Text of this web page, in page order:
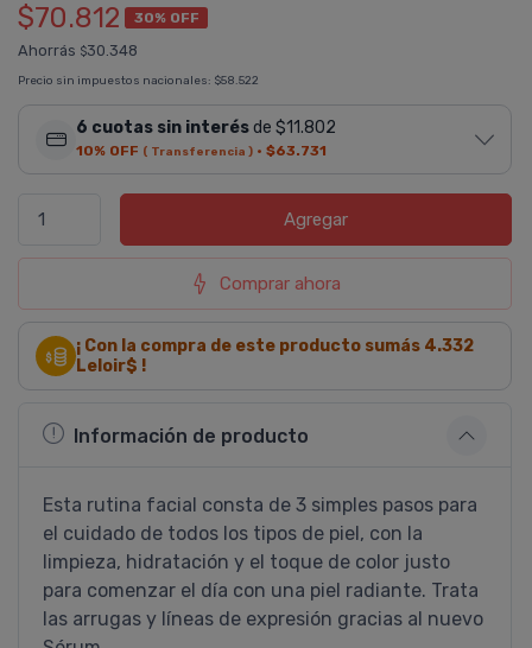
$70.812 30% OFF
Ahorrás $30.348
Precio sin impuestos nacionales: $58.522
6 cuotas sin interésde $11.802
10% OFF ( Transferencia ) · $63.731
Agregar
Comprar ahora
¡ Con la compra de este producto sumás 4.332
Leloir$ !
Información de producto
Esta rutina facial consta de 3 simples pasos para
el cuidado de todos los tipos de piel, con la
limpieza, hidratación y el toque de color justo
para comenzar el día con una piel radiante. Trata
las arrugas y líneas de expresión gracias al nuevo